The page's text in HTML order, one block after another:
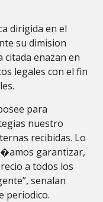
dirigida en el
su dimision
citada enazan en
legales con el fin
para
nuestro
recibidas. Lo
garantizar,
a todos los
senalan
periodico.